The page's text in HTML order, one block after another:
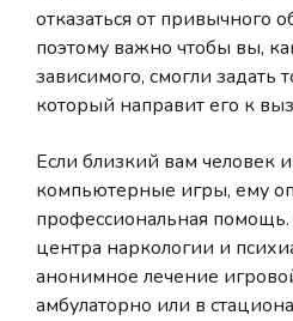
отказаться от привычного
поэтому важно чтобы вы,
зависимого, смогли задать
который направит его к
Если близкий вам человек
компьютерные игры, ему
профессиональная
центра наркологии и
анонимное лечение
амбулаторно или в